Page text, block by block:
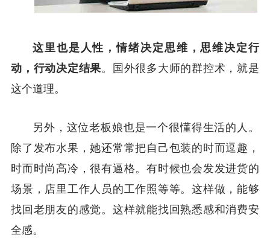
这里也是人性，情绪决定思维，思维决定行
动，行动决定结果。国外很多大师的群控术，就是
这个道理。
另外，这位老板娘也是一个很懂得生活的人。
除了发布水果，她还常常把自己包装的时而逗趣，
时而时尚高冷，很有逼格。有时候也会发发进货的
场景，店里工作人员的工作照等等。这样做，能够
找回老朋友的感觉。这样就能找回熟悉感和消费安
全感。